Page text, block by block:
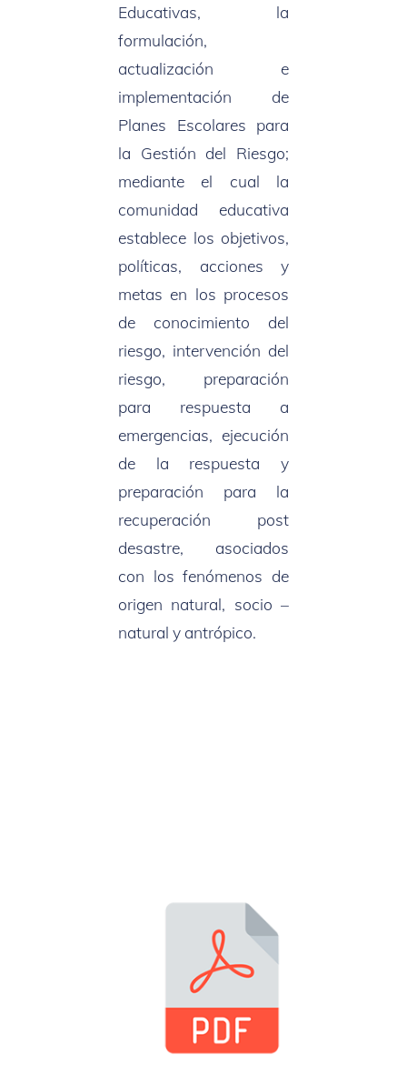
Educativas, la
formulación,
actualización e
implementación de
Planes Escolares para
la Gestión del Riesgo;
mediante el cual la
comunidad educativa
establece los objetivos,
políticas, acciones y
metas en los procesos
de conocimiento del
riesgo, intervención del
riesgo, preparación
para respuesta a
emergencias, ejecución
de la respuesta y
preparación para la
recuperación post
desastre, asociados
con los fenómenos de
origen natural, socio –
natural y antrópico.